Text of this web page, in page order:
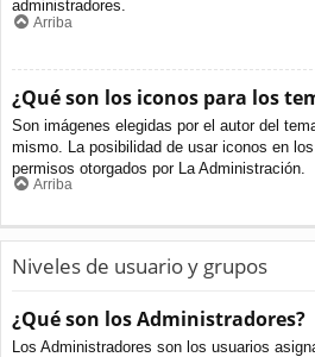
administradores.
Arriba
¿Qué son los iconos para los
Son imágenes elegidas por el autor del
mismo. La posibilidad de usar iconos en
permisos otorgados por La Administración.
Arriba
Niveles de usuario y grupos
¿Qué son los Administradores?
Los Administradores son los usuarios